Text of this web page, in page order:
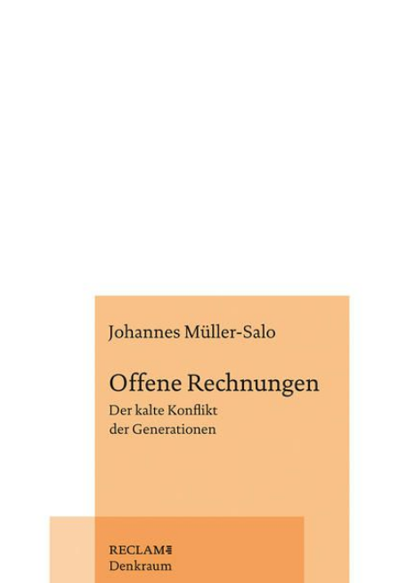
Offene Rechnungen
Zur Wunschliste hinzufügen
Der kalte Konflikt der Generationen
Klappenbroschur